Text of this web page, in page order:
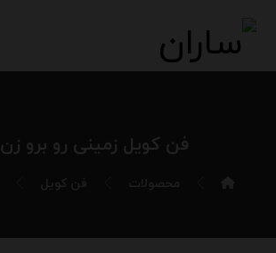
فن کویل زمینی رو برو زن ۱۰۰۰
محصولات فن کویل